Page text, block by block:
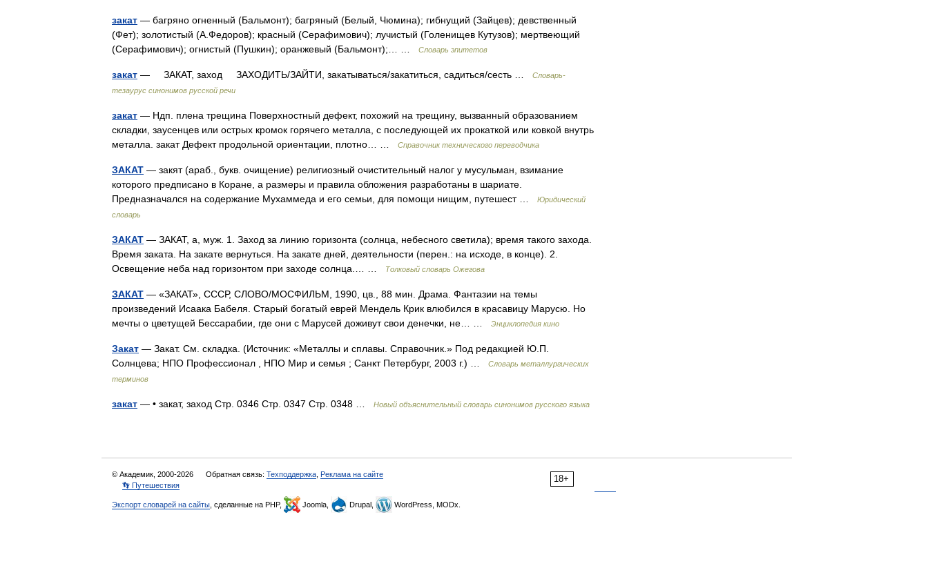
закат — багряно огненный (Бальмонт); багряный (Белый, Чюмина); гибнущий (Зайцев); девственный
(Фет); золотистый (А.Федоров); красный (Серафимович); лучистый (Голенищев Кутузов); мертвеющий
(Серафимович); огнистый (Пушкин); оранжевый (Бальмонт);… …
Словарь эпитетов
закат — ЗАКАТ, заход ЗАХОДИТЬ/ЗАЙТИ, закатываться/закатиться, садиться/сесть …
Словарь-
тезаурус синонимов русской речи
закат — Ндп. плена трещина Поверхностный дефект, похожий на трещину, вызванный образованием
складки, заусенцев или острых кромок горячего металла, с последующей их прокаткой или ковкой внутрь
металла. закат Дефект продольной ориентации, плотно… …
Справочник технического переводчика
ЗАКАТ — закят (араб., букв. очищение) религиозный очистительный налог у мусульман, взимание
которого предписано в Коране, а размеры и правила обложения разработаны в шариате.
Предназначался на содержание Мухаммеда и его семьи, для помощи нищим, путешест …
Юридический
словарь
ЗАКАТ — ЗАКАТ, а, муж. 1. Заход за линию горизонта (солнца, небесного светила); время такого захода.
Время заката. На закате вернуться. На закате дней, деятельности (перен.: на исходе, в конце). 2.
Освещение неба над горизонтом при заходе солнца.… …
Толковый словарь Ожегова
ЗАКАТ — «ЗАКАТ», СССР, СЛОВО/МОСФИЛЬМ, 1990, цв., 88 мин. Драма. Фантазии на темы
произведений Исаака Бабеля. Старый богатый еврей Мендель Крик влюбился в красавицу Марусю. Но
мечты о цветущей Бессарабии, где они с Марусей доживут свои денечки, не… …
Энциклопедия кино
Закат — Закат. См. складка. (Источник: «Металлы и сплавы. Справочник.» Под редакцией Ю.П.
Солнцева; НПО Профессионал , НПО Мир и семья ; Санкт Петербург, 2003 г.) …
Словарь металлургических
терминов
закат — • закат, заход Стр. 0346 Стр. 0347 Стр. 0348 … Новый объяснительный словарь синонимов русского языка
18+
© Академик, 2000-2026 Обратная связь: Техподдержка Реклама на сайте
👣 Путешествия
Экспорт словарей на сайты , сделанные на PHP, Joomla, Drupal, WordPress, MODx.